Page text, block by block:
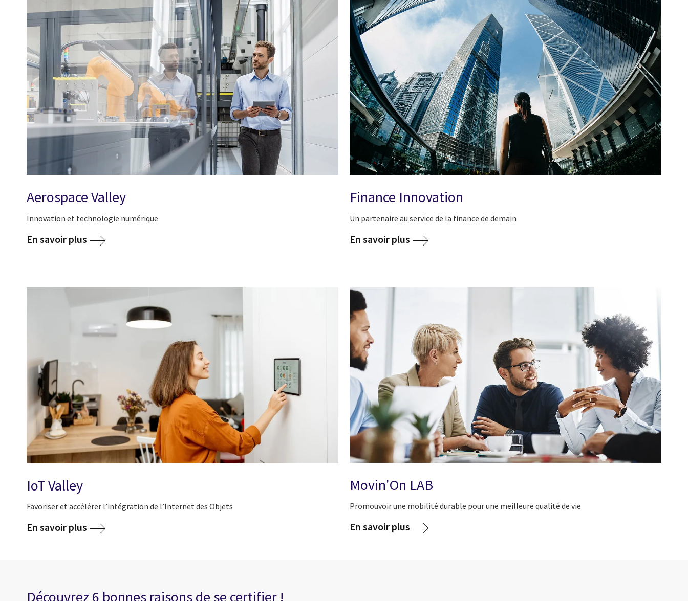
Aerospace Valley
Innovation et technologie numérique
En savoir plus
Finance Innovation
Un partenaire au service de la finance de demain
En savoir plus
IoT Valley
Favoriser et accélérer l’intégration de l’Internet des Objets
En savoir plus
Movin'On LAB
Promouvoir une mobilité durable pour une meilleure qualité de vie
En savoir plus
Découvrez 6 bonnes raisons de se certifier !